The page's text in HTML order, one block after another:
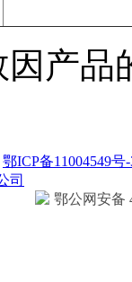
产品
鄂ICP备11004549号
司
鄂公网安备